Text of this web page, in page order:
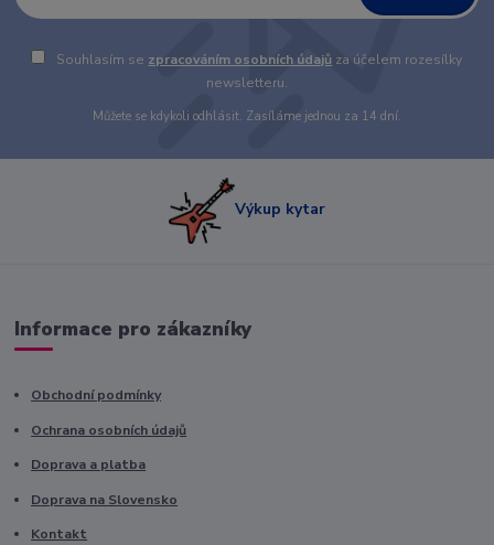
Souhlasím se zpracováním osobních údajů za účelem rozesílky
newsletteru.
Můžete se kdykoli odhlásit. Zasíláme jednou za 14 dní.
Výkup kytar
Informace pro zákazníky
Obchodní podmínky
Ochrana osobních údajů
Doprava a platba
Doprava na Slovensko
Kontakt